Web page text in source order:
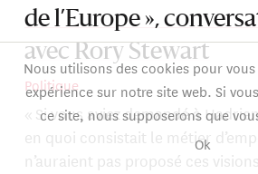
de l’Europe »,
avec Rory Stewart
Politique
« Si vous aviez demandé à
en quoi consistait le métier
n’auraient pas proposé ces
Nous utilisons des cookies pour
expérience sur notre site web. Si
ce site, nous supposerons que
Ok